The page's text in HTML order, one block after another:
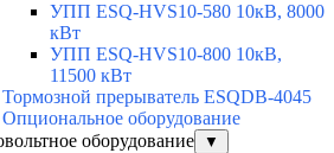
УПП ESQ-HVS10-580 10кВ, 8000
кВт
УПП ESQ-HVS10-800 10кВ,
11500 кВт
Тормозной прерыватель ESQDB-4045
Опциональное оборудование
оборудование
▼